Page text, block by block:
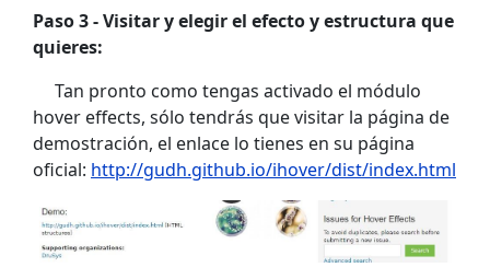
Paso 3 - Visitar y elegir el efecto y estructura que
quieres:
Tan pronto como tengas activado el módulo
hover effects, sólo tendrás que visitar la página de
demostración, el enlace lo tienes en su página
oficial: http://gudh.github.io/ihover/dist/index.html